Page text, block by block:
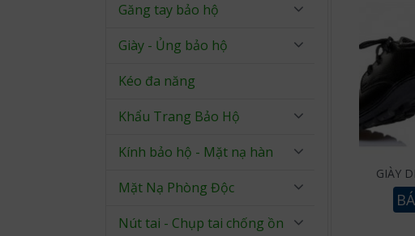
GIÀY
Găng tay bảo hộ
Giày - Ủng bảo hộ
Kéo đa năng
Khẩu Trang Bảo Hộ
Kính bảo hộ - Mặt nạ hàn
Mặt Nạ Phòng Độc
Nút tai - Chụp tai chống ồn